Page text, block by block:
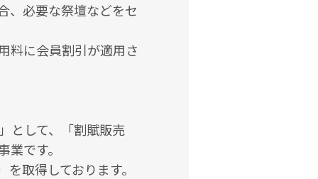
、必要な祭壇などをセ
料に会員割引が適用さ
として、「割賦販売
です。
取得しております。